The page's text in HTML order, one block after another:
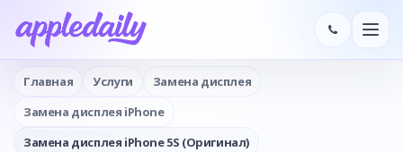
Главная Услуги
Замена дисплея
Замена дисплея iPhone
Замена дисплея iPhone 5S (Оригинал)